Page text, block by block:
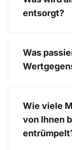
entsorgt?
Was
Wie viele
von Ihnen